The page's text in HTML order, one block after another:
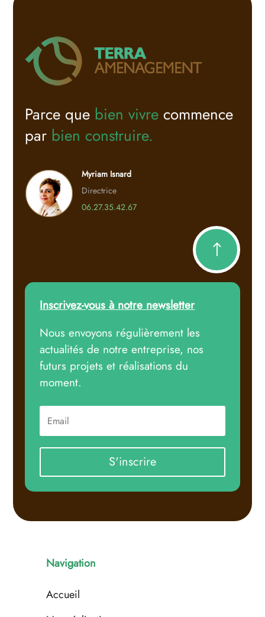
Parce que bien vivrecommence
par bien construire.
Myriam Isnard
Directrice
06.27.35.42.67
Inscrivez-vous à notre newsletter
Nous envoyons régulièrement les
actualités de notre entreprise, nos
futurs projets et réalisations du
moment.
S'inscrire
!
Navigation
Accueil